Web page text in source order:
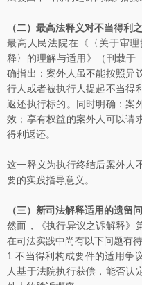
（二）最高法释义对不当得利
最高人民法院在《〈关于审
释〉的理解与适用》（刊载于
确指出：案外人虽不能按照异
行人或者被执行人提起不当得
返还执行标的。同时明确：案
效；享有权益的案外人可以请
得利返还。
这一释义为执行终结后案外人
要的实践指导意义。
（三）新司法解释适用的遗留
然而，《执行异议之诉解释》
在司法实践中尚有以下问题有
1.不当得利构成要件的适用争
人基于法院执行获偿，能否认